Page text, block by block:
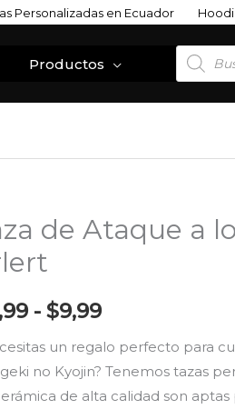
Personalizadas en Ecuador
Productos De
de Ataque a
- $9,99
Rango
precios:
desde
$4,99
un regalo perfecto para
no Kyojin? Tenemos tazas
de alta calidad son